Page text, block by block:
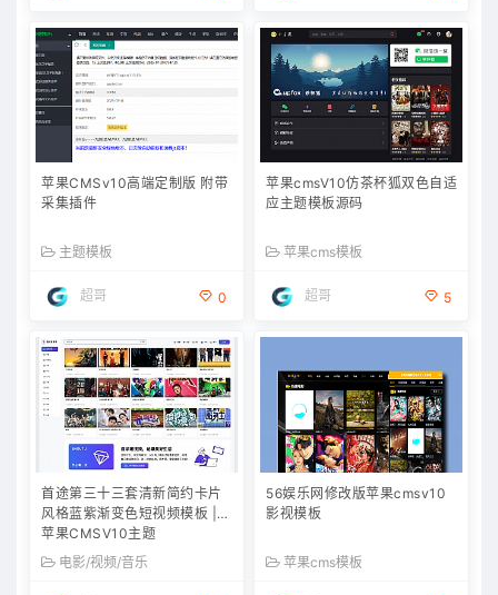
苹果CMSv10高端定制版 附带
采集插件
主题模板
超哥 0
苹果cmsV10仿茶杯狐双色自适
应主题模板源码
苹果cms模板
超哥 5
首途第三十三套清新简约卡片
风格蓝紫渐变色短视频模板 |
苹果CMSV10主题
电影/视频/音乐
56娱乐网修改版苹果cmsv10
影视模板
苹果cms模板